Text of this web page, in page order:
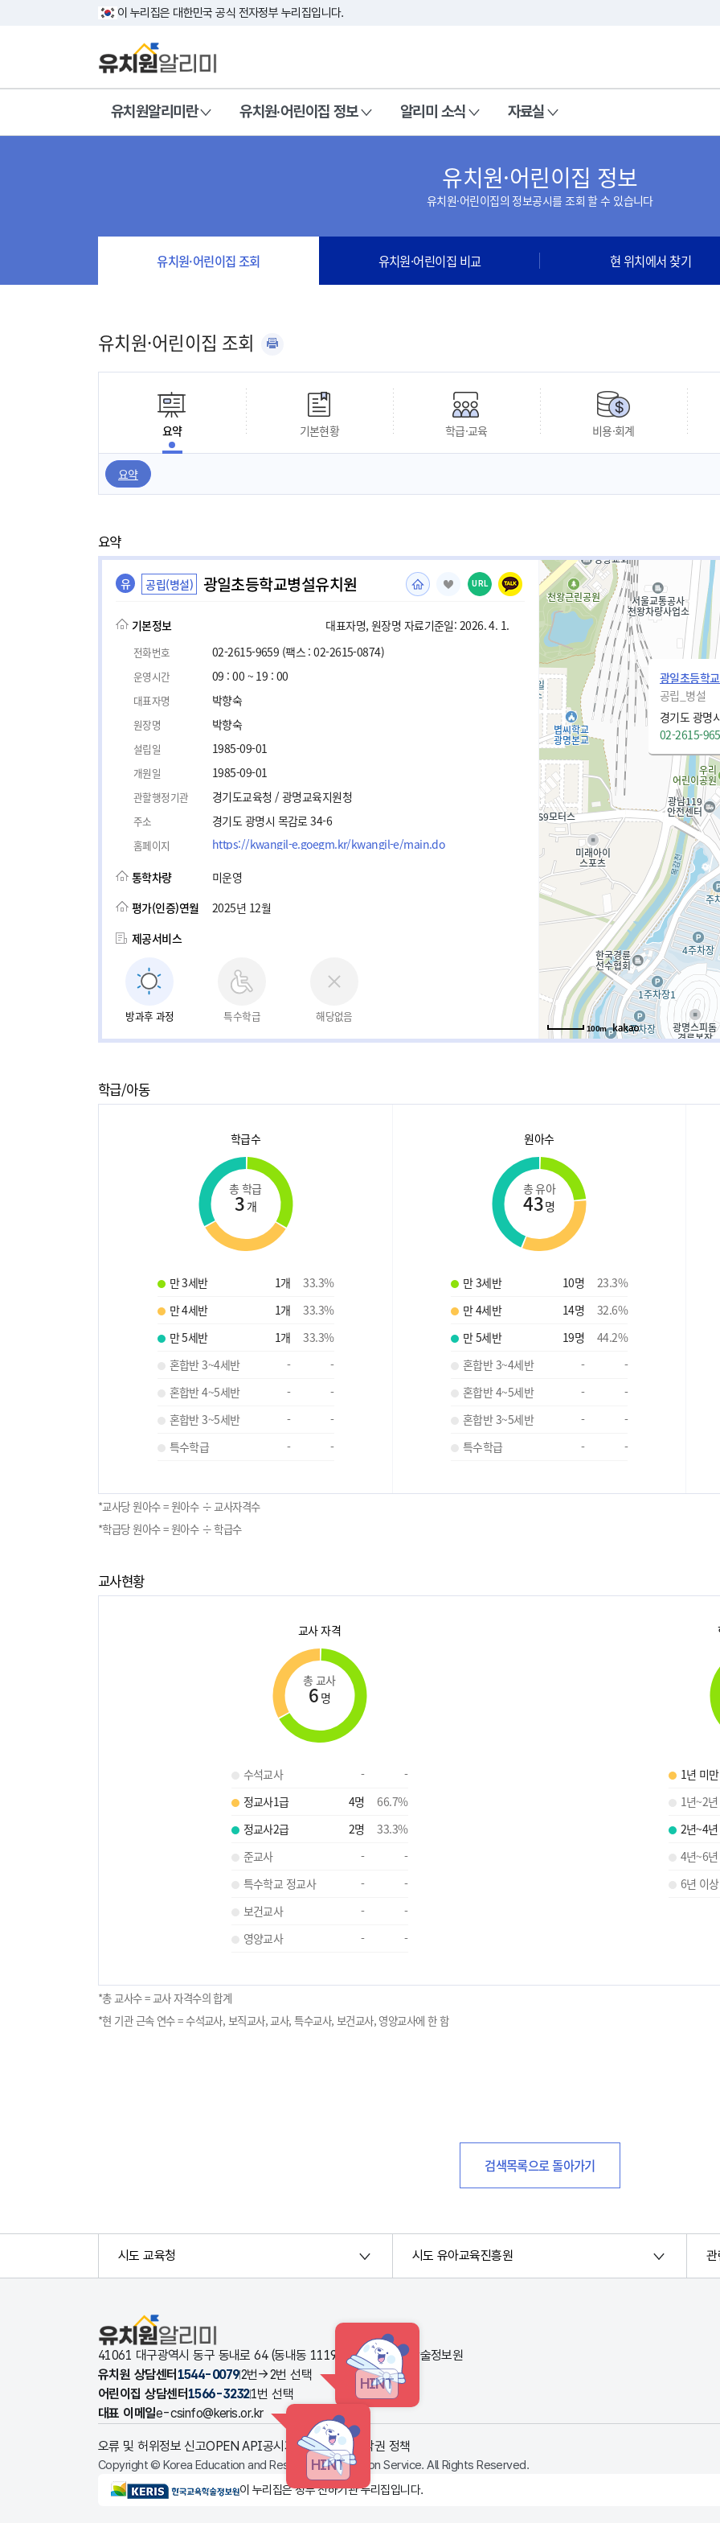
이 누리집은 대한민국 공식 전자정부 누리집입니다.
유치원알리미란 유치원·어린이집 정보 알리미 소식 자료실
유치원·어린이집 정보
유치원·어린이집의 정보공시를 조회 할 수 있습니다
유치원·어린이집 조회 유치원·어린이집 비교 현 위치에서 찾기
유치원·어린이집 조회
요약 기본현황 학급·교육 비용·회계
요약
요약
유 공립(병설) 광일초등학교병설유치원 URL
기본정보 대표자명, 원장명 자료기준일: 2026. 4. 1.
전화번호 02-2615-9659 (팩스 : 02-2615-0874)
운영시간 09 : 00 ~ 19 : 00
대표자명 박향숙
원장명 박향숙
설립일 1985-09-01
개원일 1985-09-01
관할행정기관 경기도교육청 / 광명교육지원청
주소 경기도 광명시 목감로 34-6
홈페이지 https://kwangil-e.goegm.kr/kwangil-e/main.do
통학차량
미운영
평가(인증)연월
2025년 12월
제공서비스
방과후 과정 특수학급 해당없음
광일초등학
공립_병설
경기도 광명
02-2615-
100m
학급/아동
학급수
총 학급
3 개
만 3세반 1개 33.3%
만 4세반
1개 33.3%
만 5세반
1개 33.3%
혼합반 3~4세반
-
-
혼합반 4~5세반
-
-
혼합반 3~5세반
-
-
특수학급
- -
원아수
총 유아
43명
만 3세반 10명 23.3%
만 4세반
14명 32.6%
만 5세반
19명 44.2%
혼합반 3~4세반
-
-
혼합반 4~5세반
-
-
혼합반 3~5세반
-
-
특수학급
- -
*교사당 원아수 = 원아수 ÷ 교사자격수
*학급당 원아수 = 원아수 ÷ 학급수
교사현황
교사 자격
총 교사
6 명
수석교사 -
-
정교사1급
4명 66.7%
정교사2급
2명 33.3%
준교사
-
-
특수학교 정교사
-
-
보건교사
-
-
영양교사
- -
1년 미만
1년~2
2년~4
4년~6
6년 이상
*총 교사수 = 교사 자격수의 합계
*현 기관 근속 연수 = 수석교사, 보직교사, 교사, 특수교사, 보건교사, 영양교사에 한 함
검색목록으로 돌아가기
시도 교육청 시도 유아교육진흥원
유치원알리미
41061 대구광역시 동구 동내로 64 (동내동 1119번지) 한국교육학술정보원
유치원 상담센터 1544-00792번→2번 선택
HINT
어린이집 상담센터 1566-32321번 선택
대표 이메일e-csinfo@keris.or.kr
HINT
오류 및 허위정보 신고OPEN API공시자료 다운로드저작권 정책
Copyright © Korea Education and Research Information Service. All Rights Reserved.
KERIS한국교육학술정보원이 누리집은 정부 산하기관 누리집입니다.